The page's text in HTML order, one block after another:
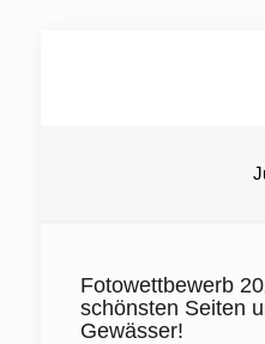
Fotowettbewerb
schönsten Seiten
Gewässer!